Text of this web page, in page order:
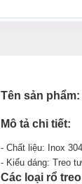
Tên sản phẩm:
Mô tả chi tiết:
- Chất liệu: Inox
- Kiểu dáng: Treo
Các loại rổ